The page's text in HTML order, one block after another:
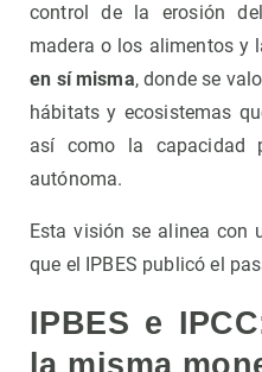
control de la erosión
madera o los alimentos y
en sí misma, donde se
hábitats y ecosistemas
así como la capacidad
autónoma.
Esta visión se alinea con
que el IPBES publicó el
IPBES e